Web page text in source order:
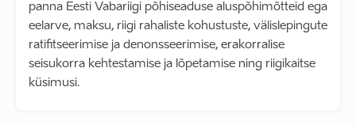
panna Eesti Vabariigi põhiseaduse aluspõhimõtteid ega
eelarve, maksu, riigi rahaliste kohustuste, välislepingute
ratifitseerimise ja denonsseerimise, erakorralise
seisukorra kehtestamise ja lõpetamise ning riigikaitse
küsimusi.